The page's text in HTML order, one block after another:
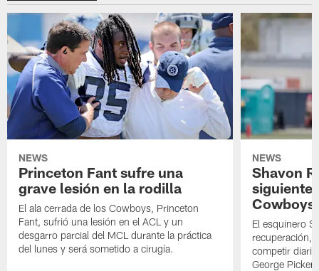
NEWS
Princeton Fant sufre una
grave lesión en la rodilla
El ala cerrada de los Cowboys, Princeton
Fant, sufrió una lesión en el ACL y un
desgarro parcial del MCL durante la práctica
del lunes y será sometido a cirugía.
NEWS
Shavon
siguiente
Cowboys
El esquinero
recuperación,
competir
George